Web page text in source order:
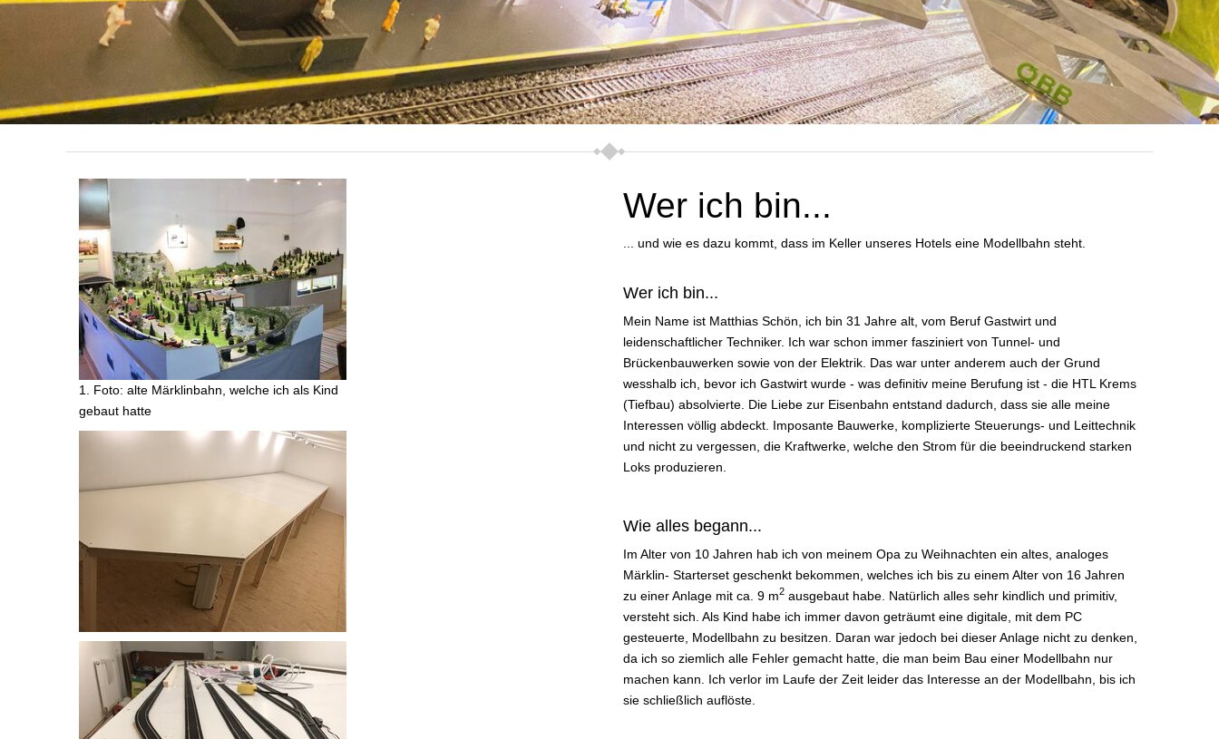
1. Foto: alte Märklinbahn, welche ich als Kind
gebaut hatte
Wer ich bin...
... und wie es dazu kommt, dass im Keller unseres Hotels eine Modellbahn steht.
Wer ich bin...
Mein Name ist Matthias Schön, ich bin 31 Jahre alt, vom Beruf Gastwirt und
leidenschaftlicher Techniker. Ich war schon immer fasziniert von Tunnel- und
Brückenbauwerken sowie von der Elektrik. Das war unter anderem auch der Grund
wesshalb ich, bevor ich Gastwirt wurde - was definitiv meine Berufung ist - die HTL Krems
(Tiefbau) absolvierte. Die Liebe zur Eisenbahn entstand dadurch, dass sie alle meine
Interessen völlig abdeckt. Imposante Bauwerke, komplizierte Steuerungs- und Leittechnik
und nicht zu vergessen, die Kraftwerke, welche den Strom für die beeindruckend starken
Loks produzieren.
Wie alles begann...
Im Alter von 10 Jahren hab ich von meinem Opa zu Weihnachten ein altes, analoges
Märklin- Starterset geschenkt bekommen, welches ich bis zu einem Alter von 16 Jahren
zu einer Anlage mit ca. 9 m2 ausgebaut habe. Natürlich alles sehr kindlich und primitiv,
versteht sich. Als Kind habe ich immer davon geträumt eine digitale, mit dem PC
gesteuerte, Modellbahn zu besitzen. Daran war jedoch bei dieser Anlage nicht zu denken,
da ich so ziemlich alle Fehler gemacht hatte, die man beim Bau einer Modellbahn nur
machen kann. Ich verlor im Laufe der Zeit leider das Interesse an der Modellbahn, bis ich
sie schließlich auflöste.